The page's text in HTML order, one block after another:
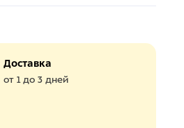
Доставка
от 1 до 3 дней